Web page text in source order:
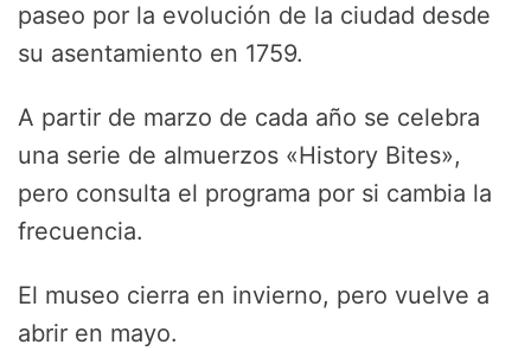
paseo por la evolución de la ciudad desde
su asentamiento en 1759.
A partir de marzo de cada año se celebra
una serie de almuerzos «History Bites»,
pero consulta el programa por si cambia la
frecuencia.
El museo cierra en invierno, pero vuelve a
abrir en mayo.